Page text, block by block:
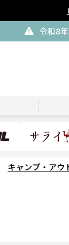
令和8
キャンプ・アウ